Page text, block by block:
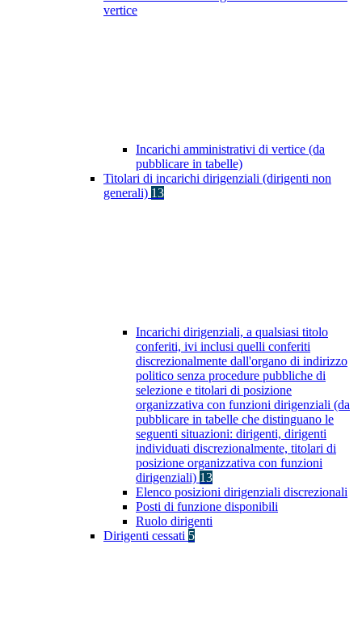
vertice
Incarichi amministrativi di vertice (da
pubblicare in tabelle)
Titolari di incarichi dirigenziali (dirigenti non
generali) 13
Incarichi dirigenziali, a qualsiasi titolo
conferiti, ivi inclusi quelli conferiti
discrezionalmente dall'organo di indirizzo
politico senza procedure pubbliche di
selezione e titolari di posizione
organizzativa con funzioni dirigenziali (da
pubblicare in tabelle che distinguano le
seguenti situazioni: dirigenti, dirigenti
individuati discrezionalmente, titolari di
posizione organizzativa con funzioni
dirigenziali) 13
Elenco posizioni dirigenziali discrezionali
Posti di funzione disponibili
Ruolo dirigenti
Dirigenti cessati 5